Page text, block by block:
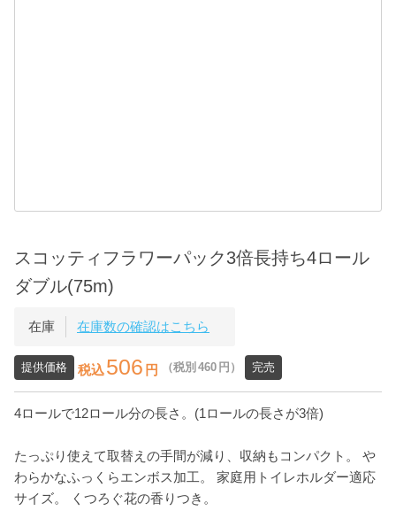
スコッティフラワーパック3倍長持ち4ロール
ダブル(75m)
在庫 在庫数の確認はこちら
提供価格 税込506 円 （税別 460 円） 完売
4ロールで12ロール分の長さ。(1ロールの長さが3倍)
たっぷり使えて取替えの手間が減り、収納もコンパクト。 や
わらかなふっくらエンボス加工。 家庭用トイレホルダー適応
サイズ。 くつろぐ花の香りつき。